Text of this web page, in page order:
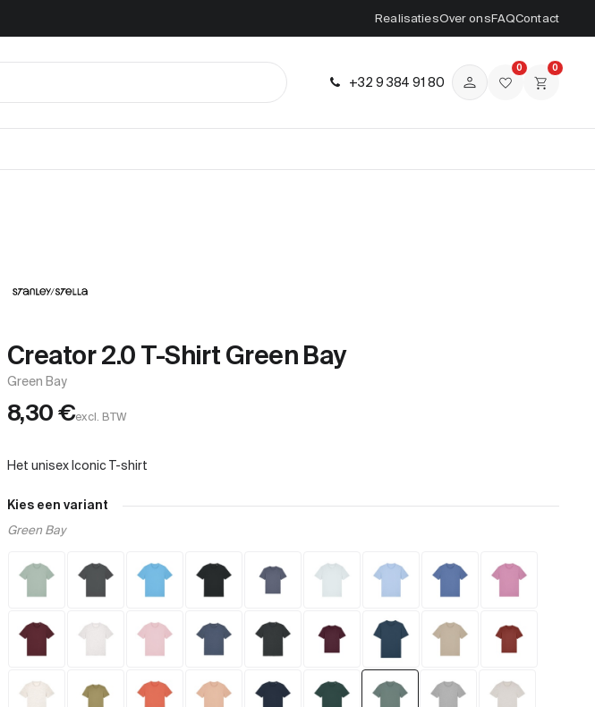
RealisatiesOver onsFAQContact
0
0
+32 9 384 91 80
Creator 2.0 T-Shirt Green Bay
Green Bay
8,30€excl. BTW
Kies een variant
Green Bay